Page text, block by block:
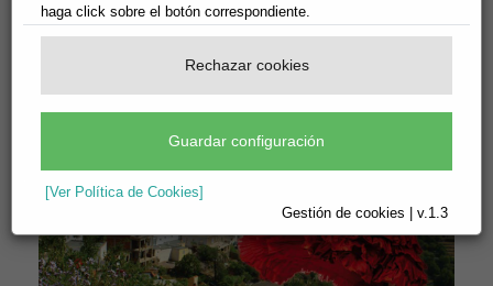
haga click sobre el botón correspondiente.
Rechazar cookies
Guardar configuración
[Ver Política de Cookies]
Gestión de cookies | v.1.3